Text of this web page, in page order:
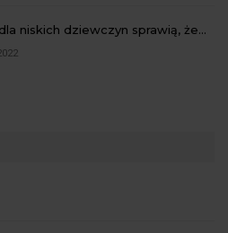
niskich dziewczyn sprawią, że...